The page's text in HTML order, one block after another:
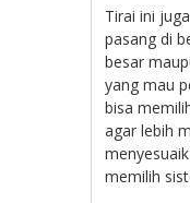
Tirai ini
pasang di
besar
yang mau
bisa
agar lebih
memilih